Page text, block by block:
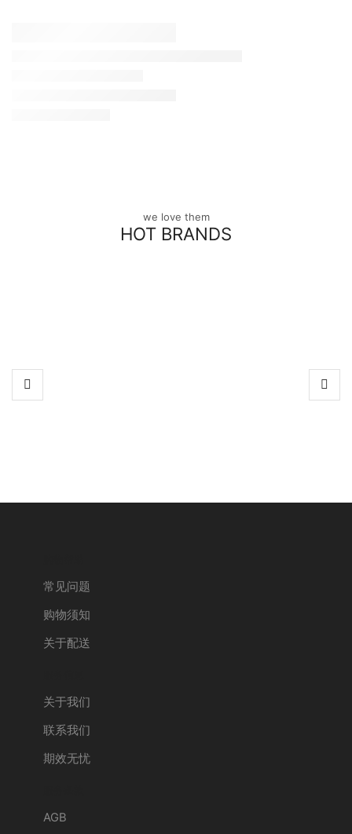
we love them
HOT BRANDS
常见问题
购物须知
关于配送
关于我们
联系我们
期效无忧
AGB